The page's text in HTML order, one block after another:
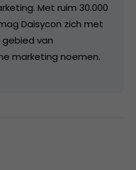
Met ruim 30.000
Daisycon zich met
van
marketing noemen.